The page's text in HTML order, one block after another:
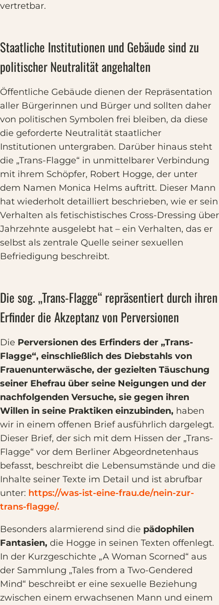
vertretbar.
Staatliche Institutionen und Gebäude sind zu
politischer Neutralität angehalten
Öffentliche Gebäude dienen der Repräsentation
aller Bürgerinnen und Bürger und sollten daher
von politischen Symbolen frei bleiben, da diese
die geforderte Neutralität staatlicher
Institutionen untergraben. Darüber hinaus steht
die „Trans-Flagge“ in unmittelbarer Verbindung
mit ihrem Schöpfer, Robert Hogge, der unter
dem Namen Monica Helms auftritt. Dieser Mann
hat wiederholt detailliert beschrieben, wie er sein
Verhalten als fetischistisches Cross-Dressing über
Jahrzehnte ausgelebt hat – ein Verhalten, das er
selbst als zentrale Quelle seiner sexuellen
Befriedigung beschreibt.
Die sog. „Trans-Flagge“ repräsentiert durch ihren
Erfinder die Akzeptanz von Perversionen
Die Perversionen des Erfinders der „Trans-
Flagge“, einschließlich des Diebstahls von
Frauenunterwäsche, der gezielten Täuschung
seiner Ehefrau über seine Neigungen und der
nachfolgenden Versuche, sie gegen ihren
Willen in seine Praktiken einzubinden, haben
wir in einem offenen Brief ausführlich dargelegt.
Dieser Brief, der sich mit dem Hissen der „Trans-
Flagge“ vor dem Berliner Abgeordnetenhaus
befasst, beschreibt die Lebensumstände und die
Inhalte seiner Texte im Detail und ist abrufbar
unter: https://was-ist-eine-frau.de/nein-zur-
trans-flagge/.
Besonders alarmierend sind die pädophilen
Fantasien, die Hogge in seinen Texten offenlegt.
In der Kurzgeschichte „A Woman Scorned“ aus
der Sammlung „Tales from a Two-Gendered
Mind“ beschreibt er eine sexuelle Beziehung
zwischen einem erwachsenen Mann und einem